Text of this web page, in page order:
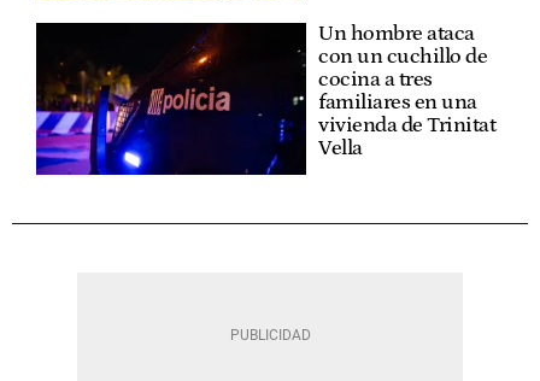
Un hombre ataca
con un cuchillo de
cocina a tres
familiares en una
vivienda de Trinitat
Vella